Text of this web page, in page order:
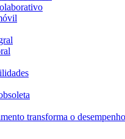
transforma o